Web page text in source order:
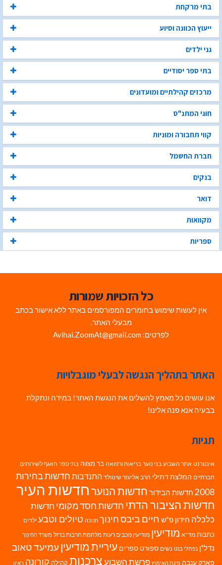
בתי מרקחת
ייעוץ הכוונה וסיוע
גני ילדים
בתי ספר יסודיים
מרכזים קהילתיים ומועדונים
חוגי המתנ"ס
קווי תחבורה ומוניות
חברת החשמל
בנקים
דואר
מקוואות
ספריות
כל הזכויות שמורות
אין לעשות שימוש בחומרים המפורסמים באתר ללא אישור בכתב
מבעלי האתר.
לפרטים: Avihai.ZoomAt@gmail.com
האתר בתהליך הנגשה לבעלי מוגבלויות
אנו עושים כל מאמץ להשלים את הנגשת האתר! במידה ונתקלת
בבעיה אנא פנה אלינו!
תגיות
אינטרנט אתר השבוע בני נוער בריאות ורפואה בר מצווה בתי ספר האגף לשירותים
חברתיים המלצת דתילי הרב אליעזר שינוולד התנדבות חדשות בחירות
2008 חדשות הבידור חדשות הנוערחדשות העיר
חדשות הציבור הדתי חדשות חסד מקומי חדשות
כלכלה חידון פ"ש חיים ביבסחינוך חנוכה טיולים וטבע ילדים
כתבות מד"א מודיעין מודיעין מכבים רעות מלחמת חרבות ברזל משרד החינוך
נדל"ן נפתלי בנט נשים ספורט ספרים עיריית מודיעין עמיעד טאוב
פארק ענבה פינת האימוץ פרשת השבועצרכנות קהילה קורונה ראיון